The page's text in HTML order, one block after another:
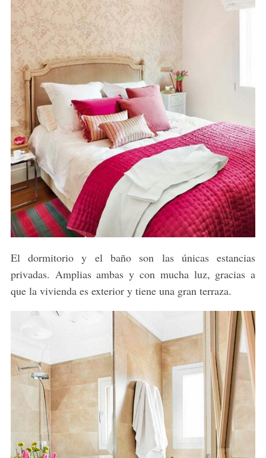
El dormitorio y el baño son las únicas estancias
privadas. Amplias ambas y con mucha luz, gracias a
que la vivienda es exterior y tiene una gran terraza.